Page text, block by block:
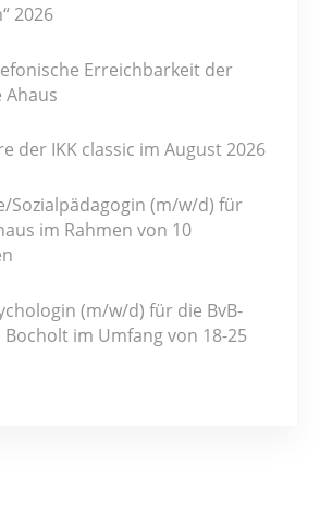
2026
Erreichbarkeit der
Ahaus
der IKK classic im August 2026
Sozialpädagogin (m/w/d) für
im Rahmen von 10
(m/w/d) für die BvB-
im Umfang von 18-25